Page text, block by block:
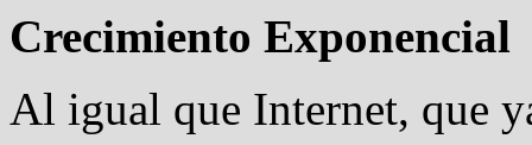
Crecimiento Exponencial
Al igual que Internet, que